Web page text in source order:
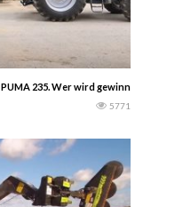
PUMA 235. Wer wird gewinnen?????
5771